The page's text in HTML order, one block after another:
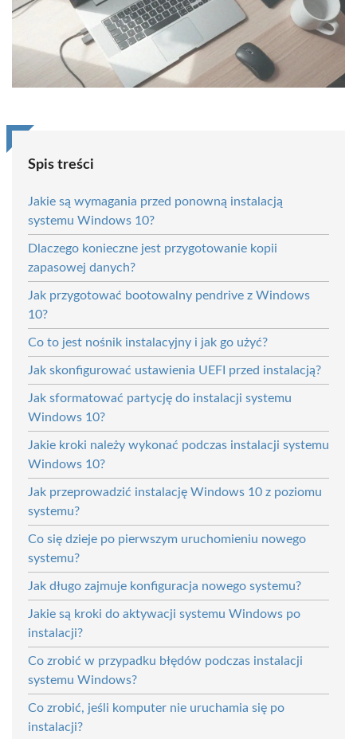
Spis treści
Jakie są wymagania przed ponowną instalacją
systemu Windows 10?
Dlaczego konieczne jest przygotowanie kopii
zapasowej danych?
Jak przygotować bootowalny pendrive z Windows
10?
Co to jest nośnik instalacyjny i jak go użyć?
Jak skonfigurować ustawienia UEFI przed instalacją?
Jak sformatować partycję do instalacji systemu
Windows 10?
Jakie kroki należy wykonać podczas instalacji systemu
Windows 10?
Jak przeprowadzić instalację Windows 10 z poziomu
systemu?
Co się dzieje po pierwszym uruchomieniu nowego
systemu?
Jak długo zajmuje konfiguracja nowego systemu?
Jakie są kroki do aktywacji systemu Windows po
instalacji?
Co zrobić w przypadku błędów podczas instalacji
systemu Windows?
Co zrobić, jeśli komputer nie uruchamia się po
instalacji?